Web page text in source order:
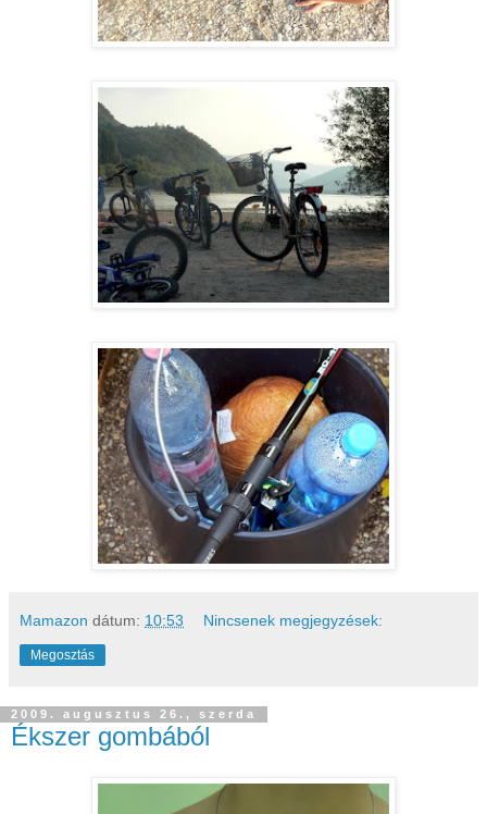
Mamazon dátum: 10:53 Nincsenek megjegyzések:
Megosztás
2009. augusztus 26., szerda
Ékszer gombából